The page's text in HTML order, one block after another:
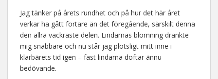
Jag tänker på årets rundhet och på hur det här året
verkar ha gått fortare än det föregående, särskilt denna
den allra vackraste delen. Lindarnas blomning dränkte
mig snabbare och nu står jag plötsligt mitt inne i
klarbärets tid igen – fast lindarna doftar ännu
bedövande.